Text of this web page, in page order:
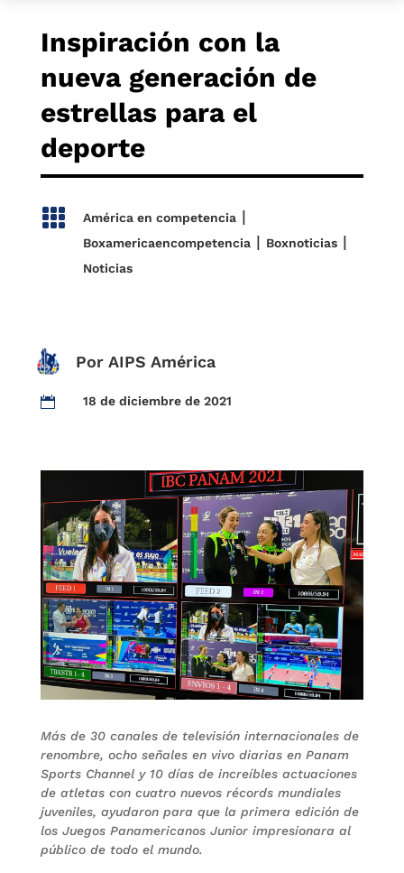
Inspiración con la
nueva generación de
estrellas para el
deporte
 América en competencia|
Boxamericaencompetencia| Boxnoticias|
Noticias
Por AIPS América
 18 de diciembre de 2021
Más de 30 canales de televisión internacionales de
renombre, ocho señales en vivo diarias en Panam
Sports Channel y 10 días de increíbles actuaciones
de atletas con cuatro nuevos récords mundiales
juveniles, ayudaron para que la primera edición de
los Juegos Panamericanos Junior impresionara al
público de todo el mundo.